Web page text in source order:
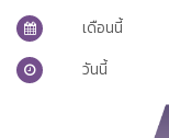
เดือนนี้
วันนี้